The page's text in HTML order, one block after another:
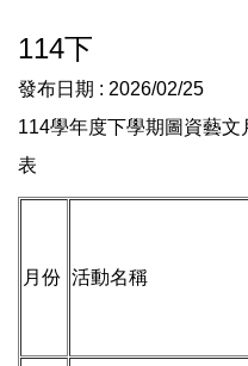
114下
發布日期 : 2026/02/25
114學年度下學期圖資藝
表
月份 活動名稱